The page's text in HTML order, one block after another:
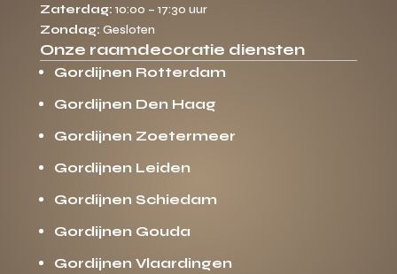
Zaterdag: 10:00 – 17:30 uur
Zondag: Gesloten
Onze raamdecoratie diensten
Gordijnen Rotterdam
Gordijnen Den Haag
Gordijnen Zoetermeer
Gordijnen Leiden
Gordijnen Schiedam
Gordijnen Gouda
Gordijnen Vlaardingen